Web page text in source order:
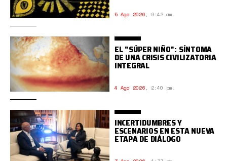
5 Ago 2026, 9:42 am.
EL "SÚPER NIÑO": SÍNTOMA
DE UNA CRISIS CIVILIZATORIA
INTEGRAL
4 Ago 2026, 2:40 pm.
INCERTIDUMBRES Y
ESCENARIOS EN ESTA NUEVA
ETAPA DE DIÁLOGO